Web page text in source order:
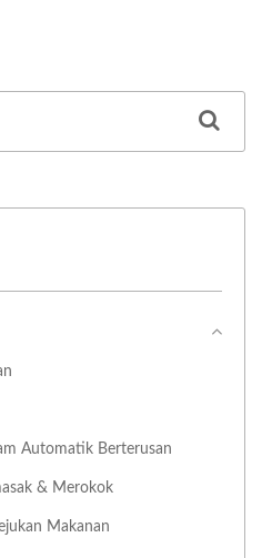
Automatik Berterusan
& Merokok
Makanan